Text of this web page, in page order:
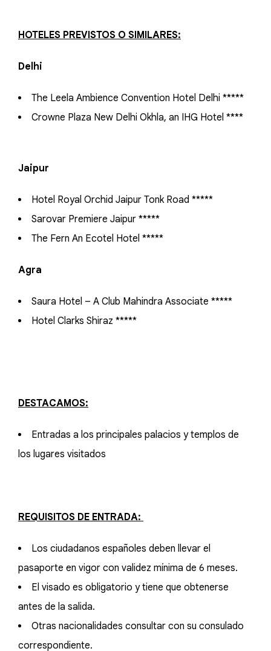
HOTELES PREVISTOS O SIMILARES:
Delhi
The Leela Ambience Convention Hotel Delhi *****
Crowne Plaza New Delhi Okhla, an IHG Hotel ****
Jaipur
Hotel Royal Orchid Jaipur Tonk Road *****
Sarovar Premiere Jaipur *****
The Fern An Ecotel Hotel *****
Agra
Saura Hotel – A Club Mahindra Associate *****
Hotel Clarks Shiraz *****
DESTACAMOS:
Entradas a los principales palacios y templos de
los lugares visitados
REQUISITOS DE ENTRADA:
Los ciudadanos españoles deben llevar el
pasaporte en vigor con validez mínima de 6 meses.
El visado es obligatorio y tiene que obtenerse
antes de la salida.
Otras nacionalidades consultar con su consulado
correspondiente.